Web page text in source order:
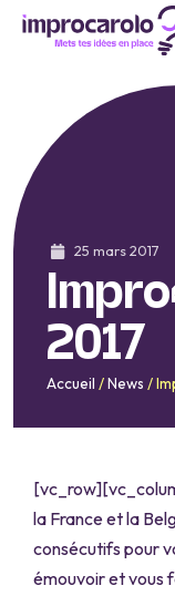
25 mars 2017
2017
Accueil /News /
la France et la
consécutifs pour
émouvoir et vous